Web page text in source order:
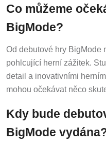
Co můžeme
BigMode?
Od debutové hry BigMode
pohlcující herní zážitek.
detail a inovativními
mohou očekávat něco
Kdy bude
BigMode